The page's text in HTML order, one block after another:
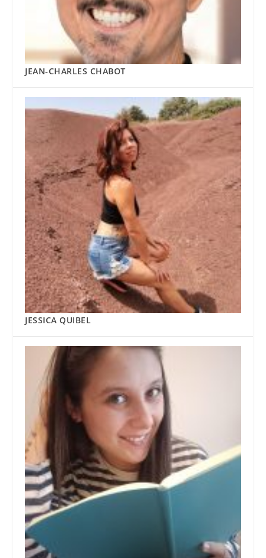
JEAN-CHARLES CHABOT
JESSICA QUIBEL